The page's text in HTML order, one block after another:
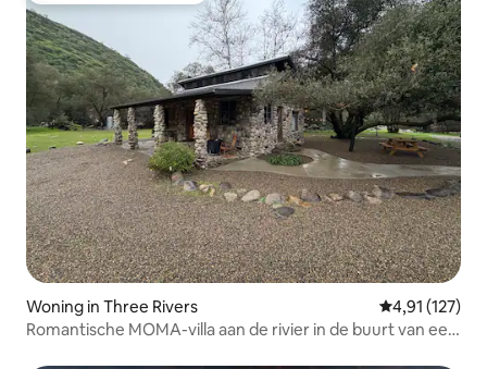
Woning in Three Rivers Gemiddelde
4,91 (127)
Romantische MOMA-villa aan de rivier in de buurt van een